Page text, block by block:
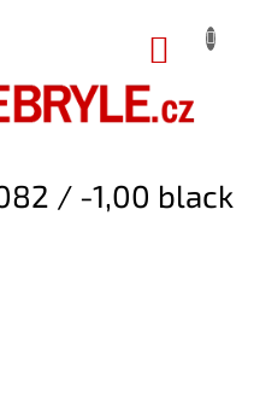
/ -1,00 black